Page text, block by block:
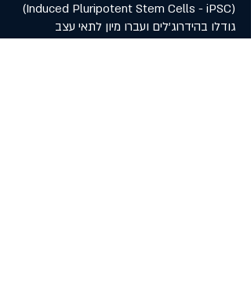
(Induced Pluripotent Stem Cells - iPSC)
גודלו בהידרוג'לים ועברו מיון לתאי עצב